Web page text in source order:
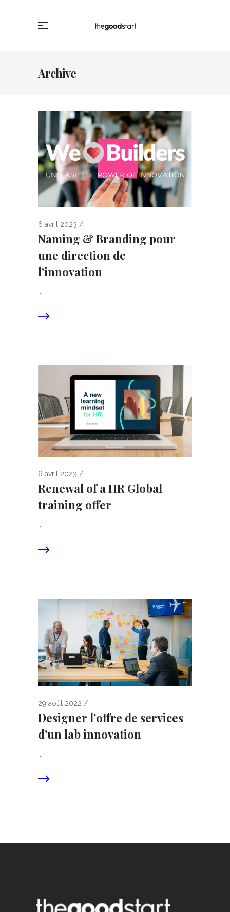
Archive
6 avril 2023
Naming & Branding pour
une direction de
l’innovation
...
6 avril 2023
Renewal of a HR Global
training offer
...
29 août 2022
Designer l’offre de services
d’un lab innovation
...